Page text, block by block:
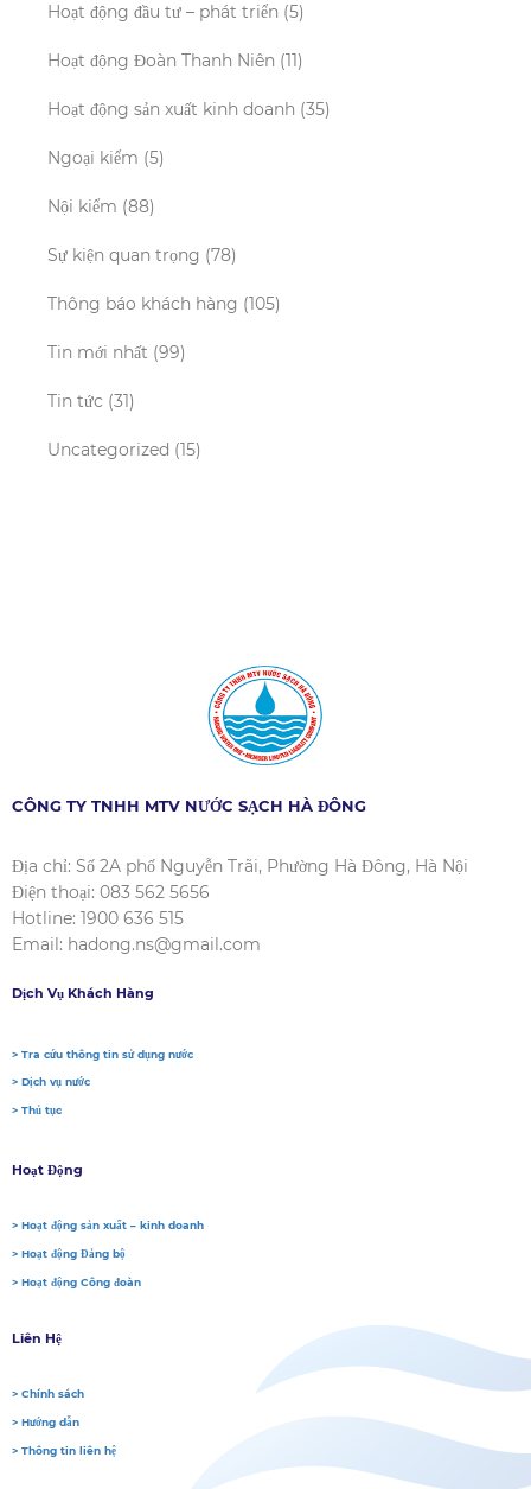
Hoạt động đầu tư – phát triển (5)
Hoạt động Đoàn Thanh Niên (11)
Hoạt động sản xuất kinh doanh (35)
Ngoại kiểm (5)
Nội kiểm (88)
Sự kiện quan trọng (78)
Thông báo khách hàng (105)
Tin mới nhất (99)
Tin tức (31)
Uncategorized (15)
CÔNG TY TNHH MTV NƯỚC SẠCH HÀ ĐÔNG
Địa chỉ: Số 2A phố Nguyễn Trãi, Phường Hà Đông, Hà Nội
Điện thoại: 083 562 5656
Hotline: 1900 636 515
Email: hadong.ns@gmail.com
Dịch Vụ Khách Hàng
> Tra cứu thông tin sử dụng nước
> Dịch vụ nước
> Thủ tục
Hoạt Động
> Hoạt động sản xuất – kinh doanh
> Hoạt động Đảng bộ
> Hoạt động Công đoàn
Liên Hệ
> Chính sách
> Hướng dẫn
> Thông tin liên hệ